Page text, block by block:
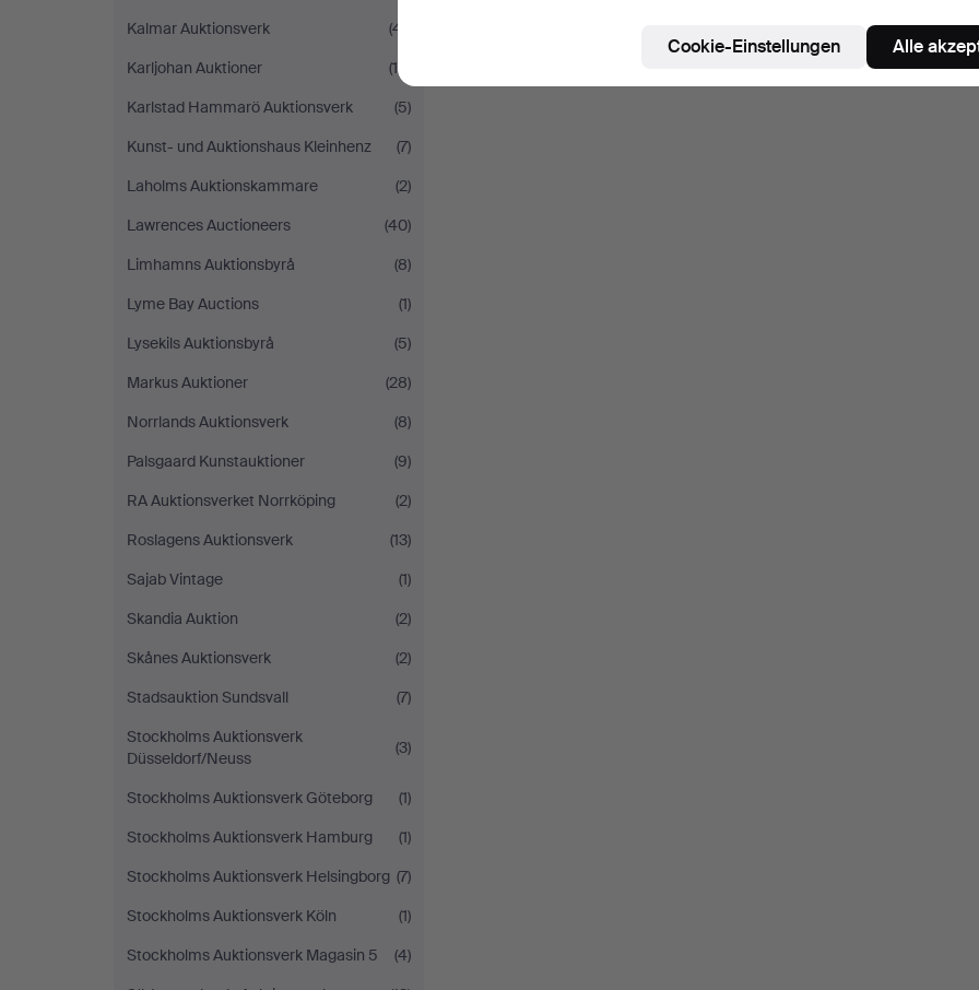
Kalmar Auktionsverk
(41)
Karljohan Auktioner
(10)
Karlstad Hammarö Auktionsverk
(5)
Kunst- und Auktionshaus Kleinhenz
(7)
Laholms Auktionskammare
(2)
Lawrences Auctioneers
(40)
Limhamns Auktionsbyrå
(8)
Lyme Bay Auctions
(1)
Lysekils Auktionsbyrå
(5)
Markus Auktioner
(28)
Norrlands Auktionsverk
(8)
Palsgaard Kunstauktioner
(9)
RA Auktionsverket Norrköping
(2)
Roslagens Auktionsverk
(13)
Sajab Vintage
(1)
Skandia Auktion
(2)
Skånes Auktionsverk
(2)
Stadsauktion Sundsvall
(7)
Stockholms Auktionsverk
Düsseldorf/Neuss
(3)
Stockholms Auktionsverk Göteborg
(1)
Stockholms Auktionsverk Hamburg
(1)
Stockholms Auktionsverk Helsingborg (7)
Stockholms Auktionsverk Köln
(1)
Stockholms Auktionsverk Magasin 5
(4)
Cookie-Einstellungen Alle